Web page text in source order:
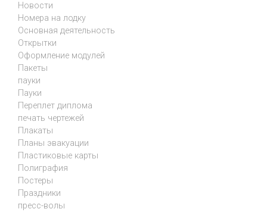
Новости
Номера на лодку
Основная деятельность
Открытки
Оформление модулей
Пакеты
пауки
Пауки
Переплет диплома
печать чертежей
Плакаты
Планы эвакуации
Пластиковые карты
Полиграфия
Постеры
Праздники
пресс-волы